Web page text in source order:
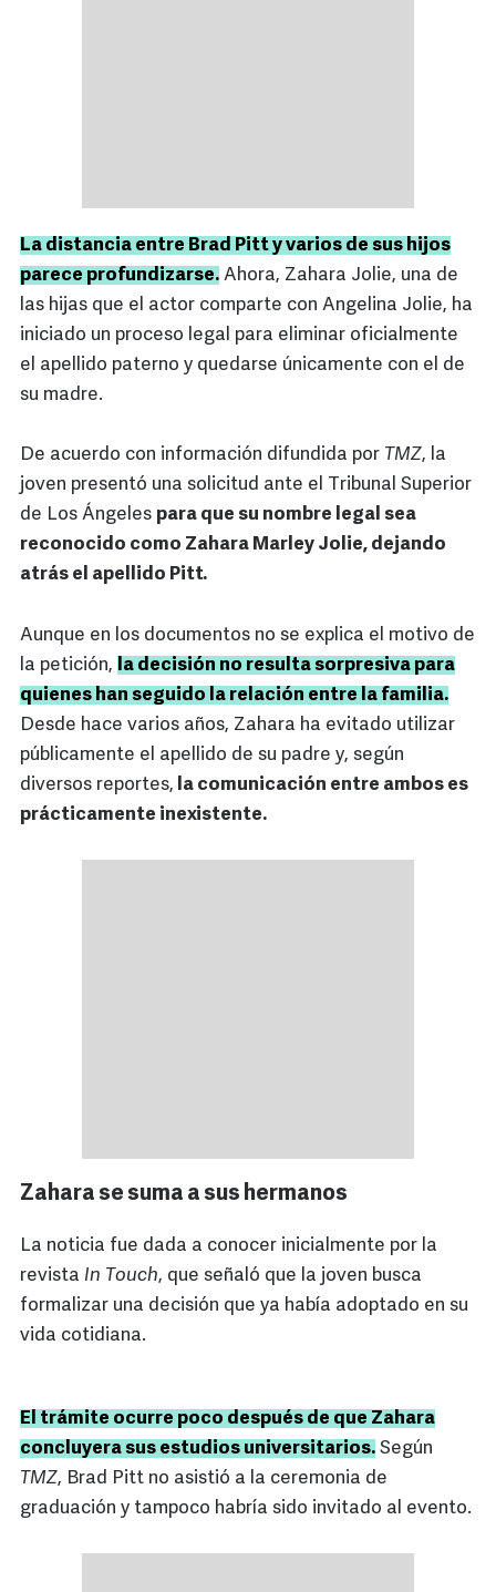
La distancia entre Brad Pitt y varios de sus hijos
parece profundizarse. Ahora, Zahara Jolie, una de
las hijas que el actor comparte con Angelina Jolie, ha
iniciado un proceso legal para eliminar oficialmente
el apellido paterno y quedarse únicamente con el de
su madre.
De acuerdo con información difundida por TMZ, la
joven presentó una solicitud ante el Tribunal Superior
de Los Ángeles para que su nombre legal sea
reconocido como Zahara Marley Jolie, dejando
atrás el apellido Pitt.
Aunque en los documentos no se explica el motivo de
la petición, la decisión no resulta sorpresiva para
quienes han seguido la relación entre la familia.
Desde hace varios años, Zahara ha evitado utilizar
públicamente el apellido de su padre y, según
diversos reportes, la comunicación entre ambos es
prácticamente inexistente.
Zahara se suma a sus hermanos
La noticia fue dada a conocer inicialmente por la
revista In Touch, que señaló que la joven busca
formalizar una decisión que ya había adoptado en su
vida cotidiana.
El trámite ocurre poco después de que Zahara
concluyera sus estudios universitarios. Según
TMZ, Brad Pitt no asistió a la ceremonia de
graduación y tampoco habría sido invitado al evento.